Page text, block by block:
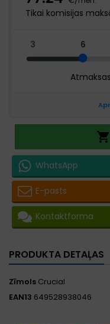

WhatsApp
E-pasts
Kontaktforma
PRODUKTA DETAĻAS
Zīmols Crucial
EAN13 649528938046